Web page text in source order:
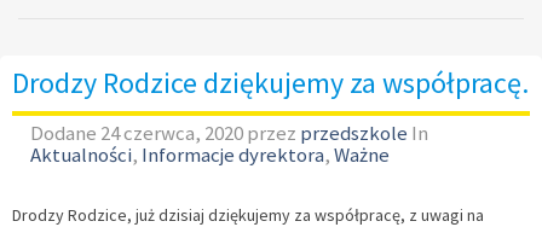
Drodzy Rodzice dziękujemy za współpracę.
Dodane 24 czerwca, 2020przez przedszkole In
Aktualności, Informacje dyrektora,Ważne
Drodzy Rodzice, już dzisiaj dziękujemy za współpracę, z uwagi na